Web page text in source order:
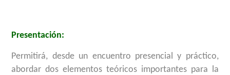
Presentación:
Permitirá, desde un encuentro presencial y práctico,
abordar dos elementos teóricos importantes para la